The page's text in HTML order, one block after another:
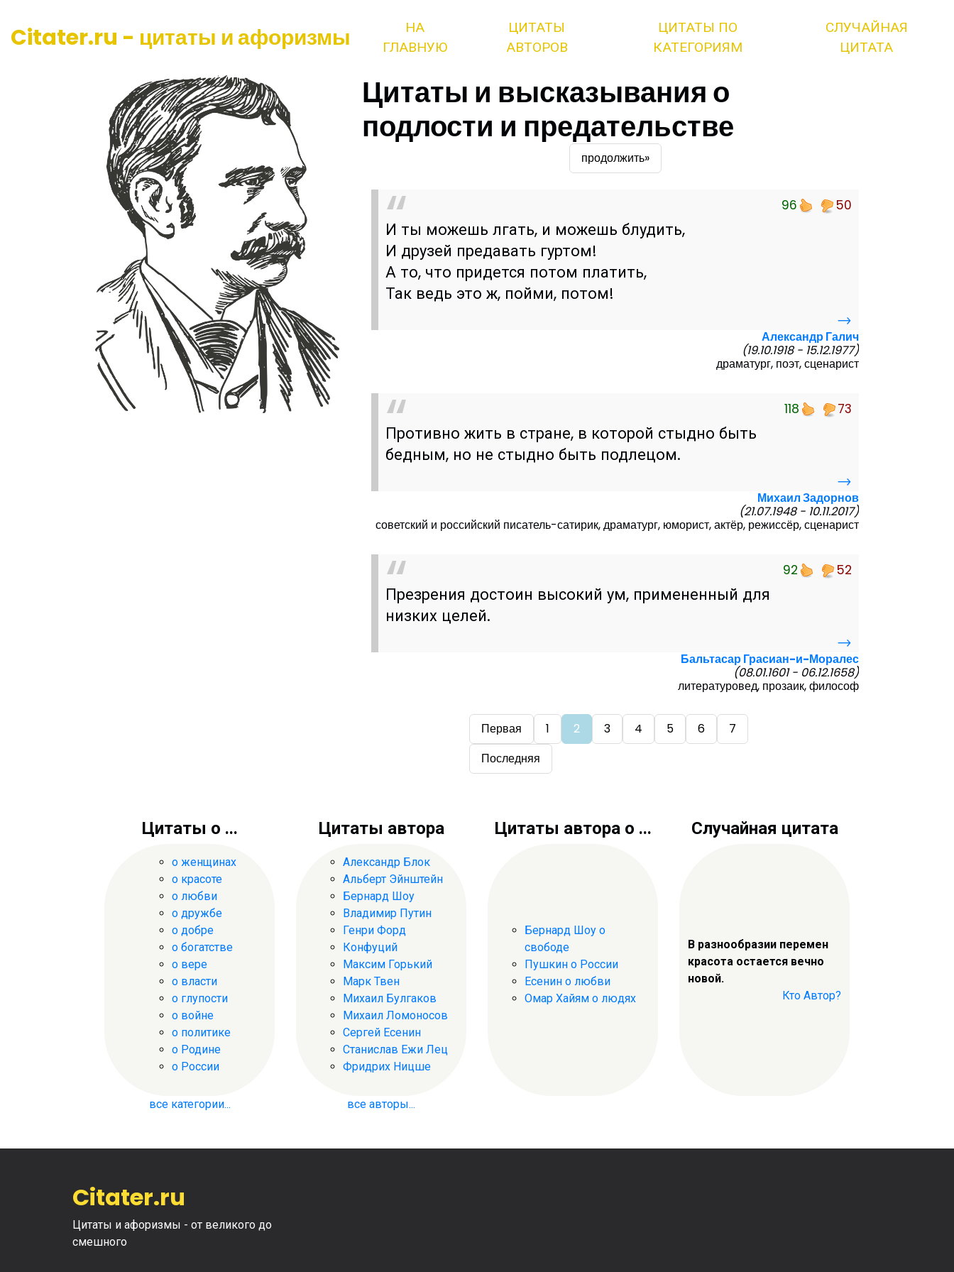
Citater.ru - цитаты и афоризмы
НА
ГЛАВНУЮ
ЦИТАТЫ
АВТОРОВ
ЦИТАТЫ ПО
КАТЕГОРИЯМ
СЛУЧАЙНАЯ
ЦИТАТА
Цитаты и высказывания о
подлости и предательстве
продолжить»
96 50
И ты можешь лгать, и можешь блудить,
И друзей предавать гуртом!
А то, что придется потом платить,
Так ведь это ж, пойми, потом!
→
Александр Галич
(19.10.1918 - 15.12.1977)
драматург, поэт, сценарист
118 73
Противно жить в стране, в которой стыдно быть
бедным, но не стыдно быть подлецом.
→
Михаил Задорнов
(21.07.1948 - 10.11.2017)
советский и российский писатель-сатирик, драматург, юморист, актёр, режиссёр, сценарист
92 52
Презрения достоин высокий ум, примененный для
низких целей.
→
Бальтасар Грасиан-и-Моралес
(08.01.1601 - 06.12.1658)
литературовед, прозаик, философ
Первая 1 2 3 4 5 6
7
Последняя
Цитаты о ...
о женщинах
о красоте
о любви
о дружбе
о добре
о богатстве
о вере
о власти
о глупости
о войне
о политике
о Родине
о России
все категории...
Цитаты автора
Александр Блок
Альберт Эйнштейн
Бернард Шоу
Владимир Путин
Генри Форд
Конфуций
Максим Горький
Марк Твен
Михаил Булгаков
Михаил Ломоносов
Сергей Есенин
Станислав Ежи Лец
Фридрих Ницше
все авторы...
Цитаты автора о ...
Бернард Шоу о
свободе
Пушкин о России
Есенин о любви
Омар Хайям о людях
Случайная цитата
В разнообразии перемен
красота остается вечно
новой.
Кто Автор?
Citater.ru
Цитаты и афоризмы - от великого до
смешного